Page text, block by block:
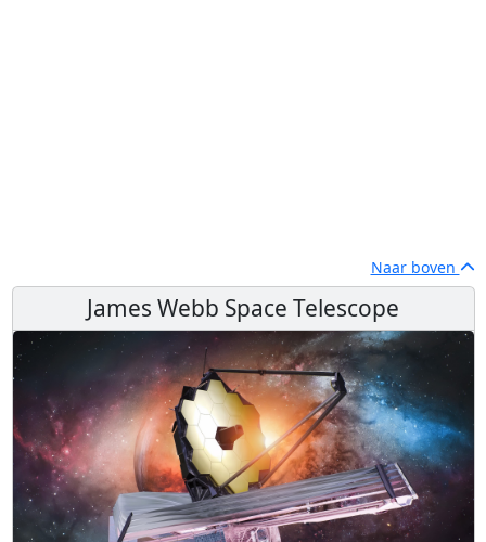
Naar boven
James Webb Space Telescope